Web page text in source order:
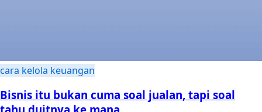
cara kelola keuangan
Bisnis itu bukan cuma soal jualan, tapi soal